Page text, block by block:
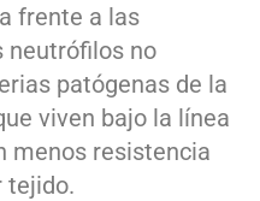
frente a las
neutrófilos no
patógenas de la
viven bajo la línea
menos resistencia
tejido.